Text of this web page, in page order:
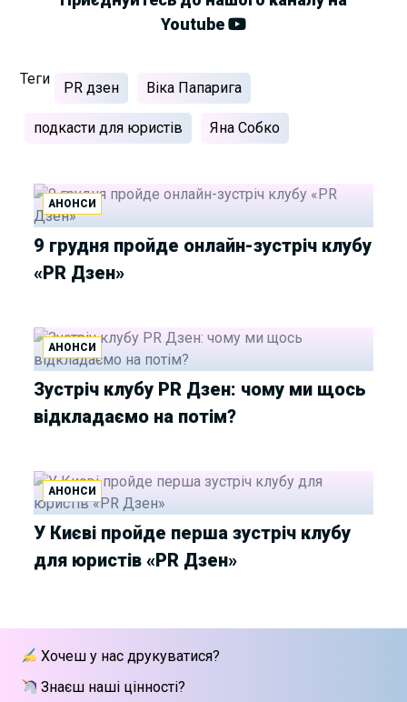
Youtube
Теги
PR дзен Віка Папарига
подкасти для юристів Яна Собко
АНОНСИ
9 грудня пройде онлайн-зустріч клубу
«PR Дзен»
АНОНСИ
Зустріч клубу PR Дзен: чому ми щось
відкладаємо на потім?
АНОНСИ
У Києві пройде перша зустріч клубу
для юристів «PR Дзен»
Хочеш у нас друкуватися?
Знаєш наші цінності?